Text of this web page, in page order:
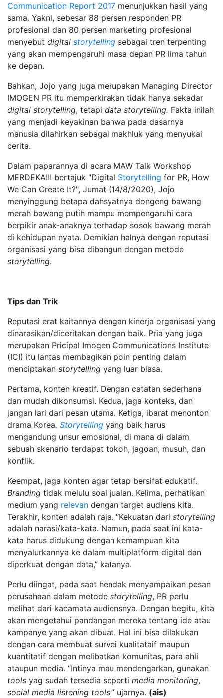
Communication Report 2017 menunjukkan hasil yang
sama. Yakni, sebesar 88 persen responden PR
profesional dan 80 persen marketing profesional
menyebut digital storytelling sebagai tren terpenting
yang akan mempengaruhi masa depan PR lima tahun
ke depan.
Bahkan, Jojo yang juga merupakan Managing Director
IMOGEN PR itu memperkirakan tidak hanya sekadar
digital storytelling, tetapi data storytelling. Fakta inilah
yang menjadi keyakinan bahwa pada dasarnya
manusia dilahirkan sebagai makhluk yang menyukai
cerita.
Dalam paparannya di acara MAW Talk Workshop
MERDEKA!!! bertajuk "Digital Storytelling for PR, How
We Can Create It?", Jumat (14/8/2020), Jojo
menyinggung betapa dahsyatnya dongeng bawang
merah bawang putih mampu mempengaruhi cara
berpikir anak-anaknya terhadap sosok bawang merah
di kehidupan nyata. Demikian halnya dengan reputasi
organisasi yang bisa dibangun dengan metode
storytelling.
Tips dan Trik
Reputasi erat kaitannya dengan kinerja organisasi yang
dinarasikan/diceritakan dengan baik. Pria yang juga
merupakan Pricipal Imogen Communications Institute
(ICI) itu lantas membagikan poin penting dalam
menciptakan storytelling yang luar biasa.
Pertama, konten kreatif. Dengan catatan sederhana
dan mudah dikonsumsi. Kedua, jaga konteks, dan
jangan lari dari pesan utama. Ketiga, ibarat menonton
drama Korea. Storytelling yang baik harus
mengandung unsur emosional, di mana di dalam
sebuah skenario terdapat tokoh, jagoan, musuh, dan
konflik.
Keempat, jaga konten agar tetap bersifat edukatif.
Branding tidak melulu soal jualan. Kelima, perhatikan
medium yang relevan dengan target audiens kita.
Terakhir, konten adalah raja. “Kekuatan dari storytelling
adalah narasi/kata-kata. Namun, pada saat ini kata-
kata harus didukung dengan kemampuan kita
menyalurkannya ke dalam multiplatform digital dan
diperkuat dengan data,” katanya.
Perlu diingat, pada saat hendak menyampaikan pesan
perusahaan dalam metode storytelling, PR perlu
melihat dari kacamata audiensnya. Dengan begitu, kita
akan mengetahui pandangan mereka tentang ide atau
kampanye yang akan dibuat. Hal ini bisa dilakukan
dengan cara membuat survei kualitataif maupun
kuantitatif dengan melibatkan komunitas, para ahli
ataupun media. “Intinya mau mendengarkan, gunakan
tools yag sudah tersedia seperti media monitoring,
social media listening tools,” ujarnya. (ais)